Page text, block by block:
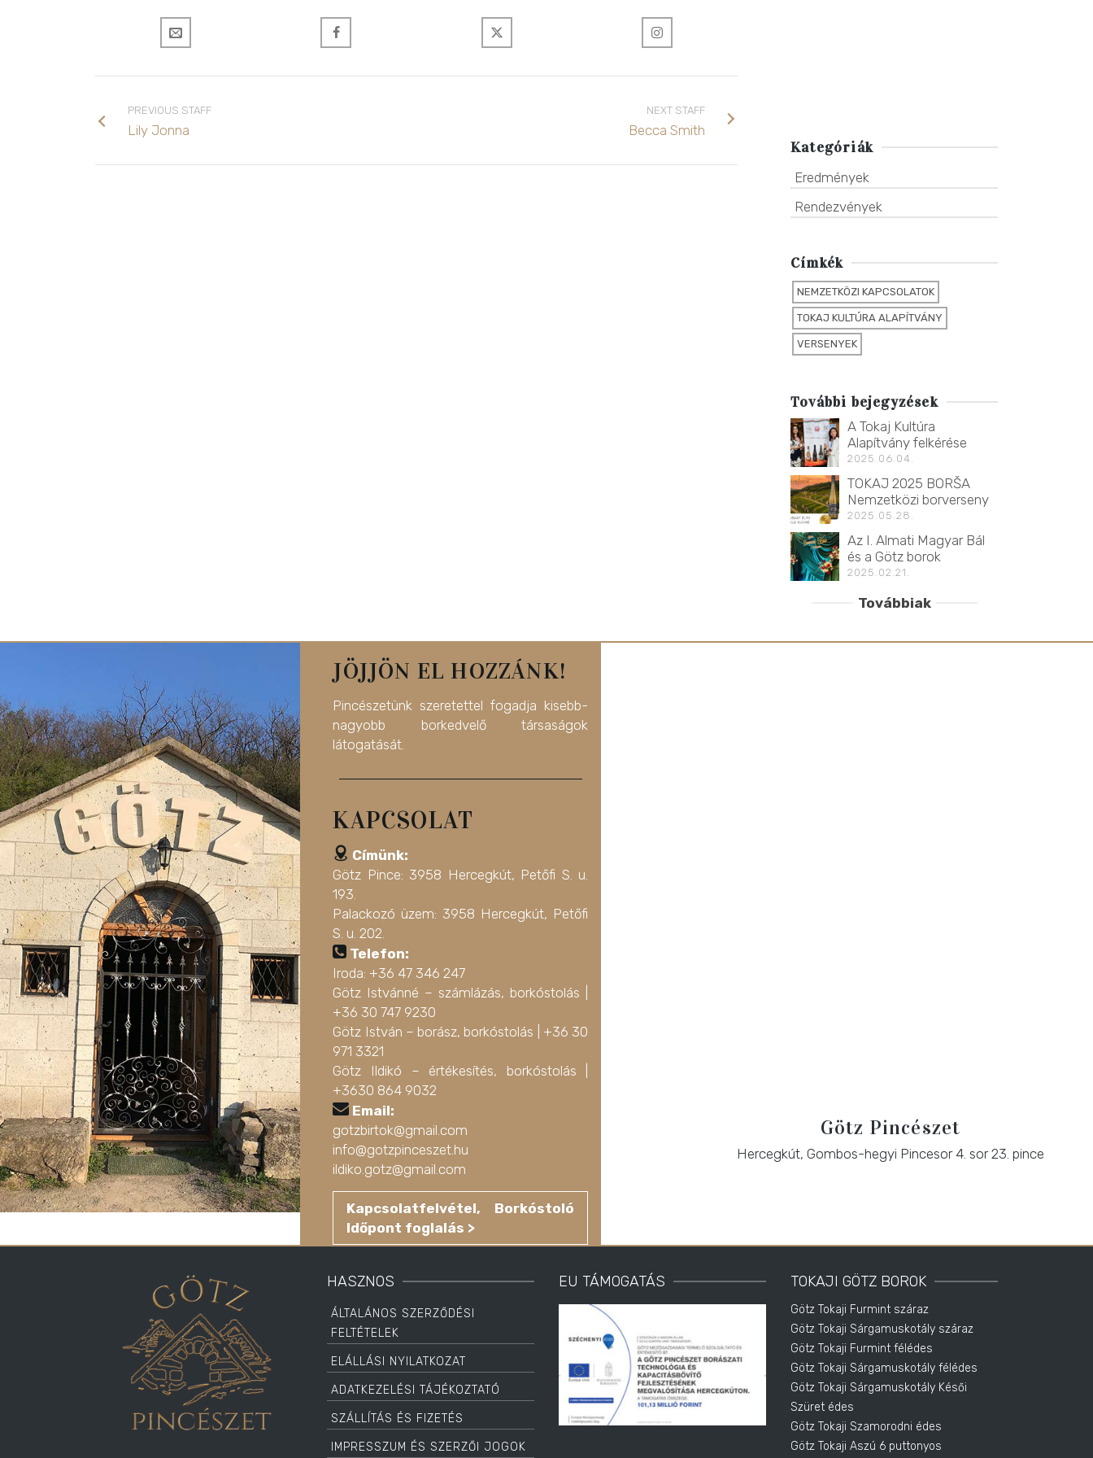
PREVIOUS STAFF
Lily Jonna
NEXT STAFF
Becca Smith
Kategóriák
Eredmények
Rendezvények
Címkék
NEMZETKÖZI KAPCSOLATOK
TOKAJ KULTÚRA ALAPÍTVÁNY
VERSENYEK
További bejegyzések
A Tokaj Kultúra
Alapítvány felkérése
2025.06.04.
TOKAJ 2025 BORŠA
Nemzetközi borverseny
2025.05.28.
Az I. Almati Magyar Bál
és a Götz borok
2025.02.21.
Továbbiak
JÖJJÖN EL HOZZÁNK!
Pincészetünk szeretettel fogadja kisebb-
nagyobb borkedvelő társaságok
látogatását.
KAPCSOLAT
Címünk:
Götz Pince: 3958 Hercegkút, Petőfi S. u.
193.
Palackozó üzem: 3958 Hercegkút, Petőfi
S. u. 202.
Telefon:
Iroda: +36 47 346 247
Götz Istvánné – számlázás, borkóstolás |
+36 30 747 9230
Götz István – borász, borkóstolás | +36 30
971 3321
Götz Ildikó – értékesítés, borkóstolás |
+3630 864 9032
Email:
gotzbirtok@gmail.com
info@gotzpinceszet.hu
ildiko.gotz@gmail.com
Kapcsolatfelvétel, Borkóstoló
Időpont foglalás >
Götz Pincészet
Hercegkút, Gombos-hegyi Pincesor 4. sor 23. pince
HASZNOS
ÁLTALÁNOS SZERZŐDÉSI
FELTÉTELEK
ELÁLLÁSI NYILATKOZAT
ADATKEZELÉSI TÁJÉKOZTATÓ
SZÁLLÍTÁS ÉS FIZETÉS
IMPRESSZUM ÉS SZERZŐI JOGOK
EU TÁMOGATÁS TOKAJI GÖTZ BOROK
Götz Tokaji Furmint száraz
Götz Tokaji Sárgamuskotály száraz
Götz Tokaji Furmint félédes
Götz Tokaji Sárgamuskotály félédes
Götz Tokaji Sárgamuskotály Késői
Szüret édes
Götz Tokaji Szamorodni édes
Götz Tokaji Aszú 6 puttonyos